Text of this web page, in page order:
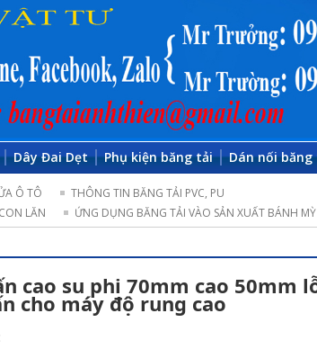
Dây Đai Dẹt Phụ kiện băng tải Dán nối
Ô TÔ
THÔNG TIN BĂNG TẢI PVC, PU
LĂN ỨNG DỤNG BĂNG TẢI VÀO SẢN XUẤT BÁNH MỲ
cao su phi 70mm cao 50mm
cho máy độ rung cao